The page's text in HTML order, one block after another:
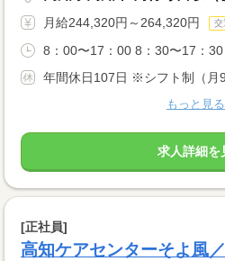
月給244,320円～264,320円 交
8：00〜17：00 8：30〜17：
年間休日107日 ※シフト制（月
もっと見る
求人詳細を
[正社員]
高知ケアセンターそよ風